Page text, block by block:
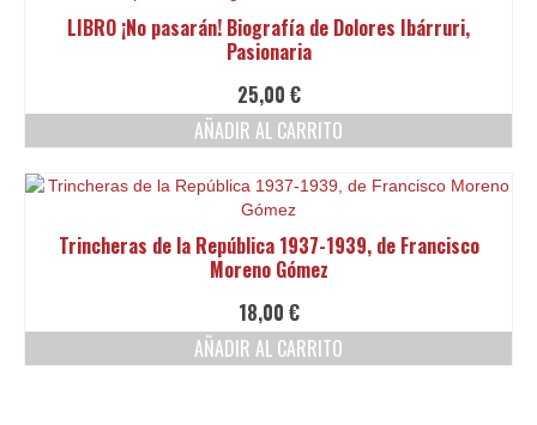
LIBRO ¡No pasarán! Biografía de Dolores Ibárruri,
Pasionaria
25,00 €
AÑADIR AL CARRITO
Trincheras de la República 1937-1939, de Francisco
Moreno Gómez
18,00 €
AÑADIR AL CARRITO